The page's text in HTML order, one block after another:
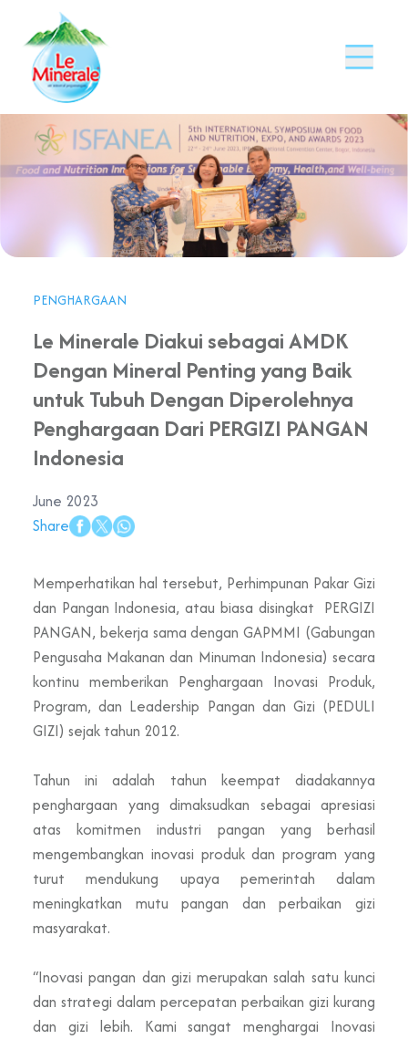
PENGHARGAAN
Le Minerale Diakui sebagai AMDK
Dengan Mineral Penting yang Baik
untuk Tubuh Dengan Diperolehnya
Penghargaan Dari PERGIZI PANGAN
Indonesia
June 2023
Share
Memperhatikan hal tersebut, Perhimpunan Pakar Gizi
dan Pangan Indonesia, atau biasa disingkat PERGIZI
PANGAN, bekerja sama dengan GAPMMI (Gabungan
Pengusaha Makanan dan Minuman Indonesia) secara
kontinu memberikan Penghargaan Inovasi Produk,
Program, dan Leadership Pangan dan Gizi (PEDULI
GIZI) sejak tahun 2012.
Tahun ini adalah tahun keempat diadakannya
penghargaan yang dimaksudkan sebagai apresiasi
atas komitmen industri pangan yang berhasil
mengembangkan inovasi produk dan program yang
turut mendukung upaya pemerintah dalam
meningkatkan mutu pangan dan perbaikan gizi
masyarakat.
“Inovasi pangan dan gizi merupakan salah satu kunci
dan strategi dalam percepatan perbaikan gizi kurang
dan gizi lebih. Kami sangat menghargai Inovasi